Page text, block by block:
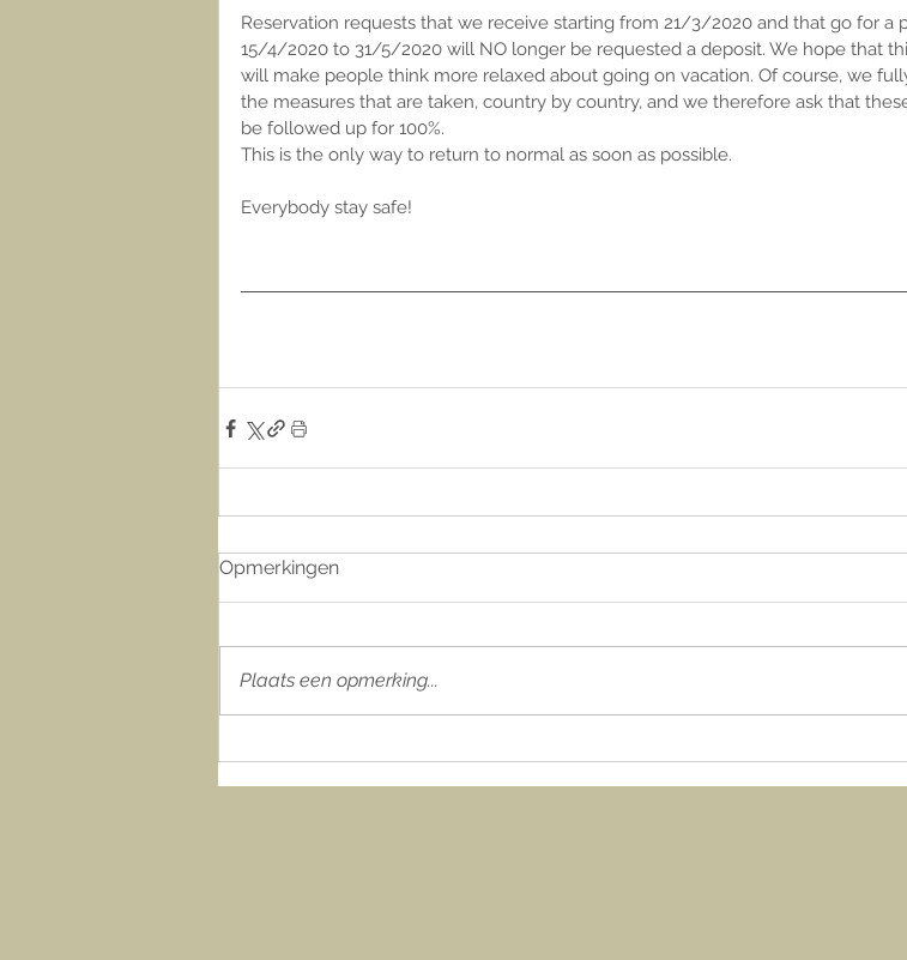
Reservation requests that we receive starting from 21/3/2020 and that go for a
15/4/2020 to 31/5/2020 will NO longer be requested a deposit. We hope that
will make people think more relaxed about going on vacation. Of course, we
the measures that are taken, country by country, and we therefore ask that
be followed up for 100%.
This is the only way to return to normal as soon as possible.
Everybody stay safe!
Opmerkingen
Plaats een opmerking...